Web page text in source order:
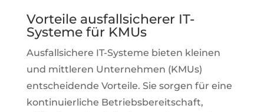
Vorteile ausfallsicherer IT-
Systeme für KMUs
Ausfallsichere IT-Systeme bieten kleinen
und mittleren Unternehmen (KMUs)
entscheidende Vorteile. Sie sorgen für eine
kontinuierliche Betriebsbereitschaft,